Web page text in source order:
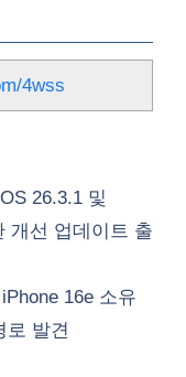
4wss
26.3.1 및
개선 업데이트 출
16e 소유
로 발견